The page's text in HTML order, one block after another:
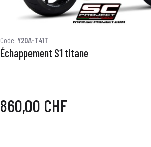
Code: Y20A-T41T
Échappement S1 titane
860,00 CHF